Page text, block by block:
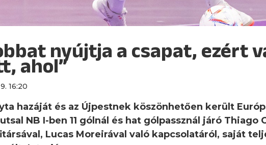
nyújtja a csapat, ezért
ahol”
16:20
hazáját és az Újpestnek köszönhetően került
NB I-ben 11 gólnál és hat gólpassznál járó Thiago
Lucas Moreirával való kapcsolatáról, saját